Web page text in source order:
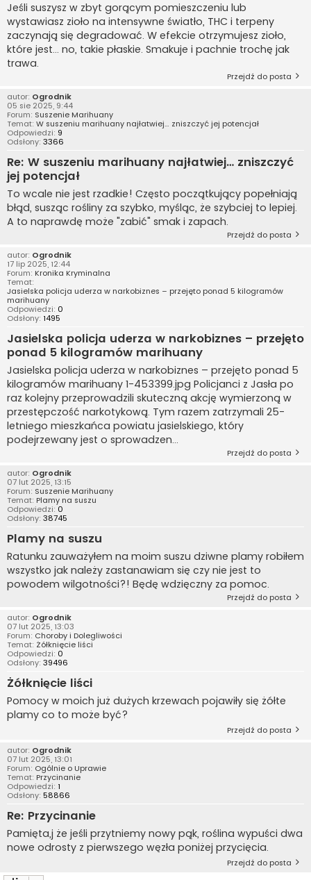
Jeśli suszysz w zbyt gorącym pomieszczeniu lub
wystawiasz zioło na intensywne światło, THC i terpeny
zaczynają się degradować. W efekcie otrzymujesz zioło,
które jest... no, takie płaskie. Smakuje i pachnie trochę jak
trawa.
Przejdź do posta
autor: Ogrodnik
05 sie 2025, 9:44
Forum: Suszenie Marihuany
Temat: W suszeniu marihuany najłatwiej… zniszczyć jej potencjał
Odpowiedzi: 9
Odsłony: 3366
Re: W suszeniu marihuany najłatwiej… zniszczyć
jej potencjał
To wcale nie jest rzadkie! Często początkujący popełniają
błąd, susząc rośliny za szybko, myśląc, że szybciej to lepiej.
A to naprawdę może "zabić" smak i zapach.
Przejdź do posta
autor: Ogrodnik
17 lip 2025, 12:44
Forum: Kronika Kryminalna
Temat:
Jasielska policja uderza w narkobiznes – przejęto ponad 5 kilogramów
marihuany
Odpowiedzi: 0
Odsłony: 1495
Jasielska policja uderza w narkobiznes – przejęto
ponad 5 kilogramów marihuany
Jasielska policja uderza w narkobiznes – przejęto ponad 5
kilogramów marihuany 1-453399.jpg Policjanci z Jasła po
raz kolejny przeprowadzili skuteczną akcję wymierzoną w
przestępczość narkotykową. Tym razem zatrzymali 25-
letniego mieszkańca powiatu jasielskiego, który
podejrzewany jest o sprowadzen...
Przejdź do posta
autor: Ogrodnik
07 lut 2025, 13:15
Forum: Suszenie Marihuany
Temat: Plamy na suszu
Odpowiedzi: 0
Odsłony: 38745
Plamy na suszu
Ratunku zauważyłem na moim suszu dziwne plamy robiłem
wszystko jak należy zastanawiam się czy nie jest to
powodem wilgotności?! Będę wdzięczny za pomoc.
Przejdź do posta
autor: Ogrodnik
07 lut 2025, 13:03
Forum: Choroby i Dolegliwości
Temat: Żółknięcie liści
Odpowiedzi: 0
Odsłony: 39496
Żółknięcie liści
Pomocy w moich już dużych krzewach pojawiły się żółte
plamy co to może być?
Przejdź do posta
autor: Ogrodnik
07 lut 2025, 13:01
Forum: Ogólnie o Uprawie
Temat: Przycinanie
Odpowiedzi: 1
Odsłony: 58866
Re: Przycinanie
Pamięta,j że jeśli przytniemy nowy pąk, roślina wypuści dwa
nowe odrosty z pierwszego węzła poniżej przycięcia.
Przejdź do posta